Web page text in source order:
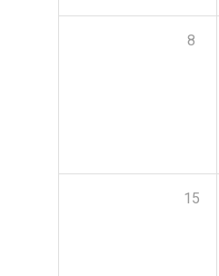
8
15